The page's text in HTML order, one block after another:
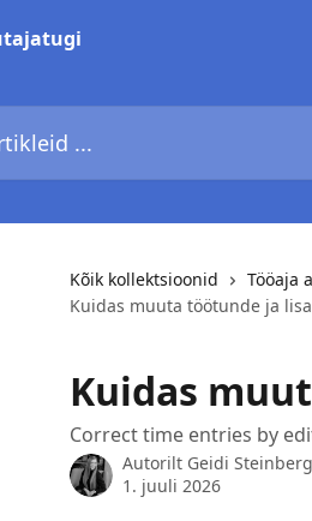
Kõik kollektsioonid Tööaja
Kuidas muuta töötunde ja
Kuidas
Correct time entries by
Autorilt Geidi Steinberg
1. juuli 2026